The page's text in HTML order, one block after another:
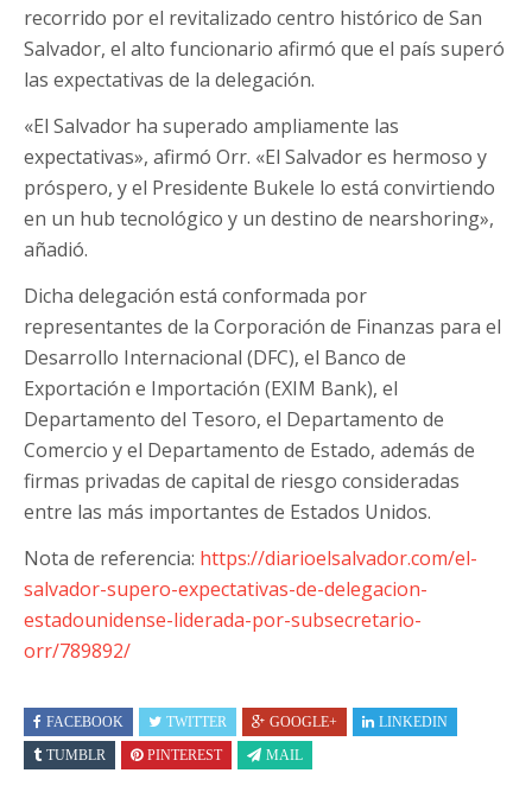
recorrido por el revitalizado centro histórico de San
Salvador, el alto funcionario afirmó que el país superó
las expectativas de la delegación.
«El Salvador ha superado ampliamente las
expectativas», afirmó Orr. «El Salvador es hermoso y
próspero, y el Presidente Bukele lo está convirtiendo
en un hub tecnológico y un destino de nearshoring»,
añadió.
Dicha delegación está conformada por
representantes de la Corporación de Finanzas para el
Desarrollo Internacional (DFC), el Banco de
Exportación e Importación (EXIM Bank), el
Departamento del Tesoro, el Departamento de
Comercio y el Departamento de Estado, además de
firmas privadas de capital de riesgo consideradas
entre las más importantes de Estados Unidos.
Nota de referencia: https://diarioelsalvador.com/el-
salvador-supero-expectativas-de-delegacion-
estadounidense-liderada-por-subsecretario-
orr/789892/
FACEBOOK TWITTER GOOGLE+
LINKEDIN
TUMBLR
PINTEREST MAIL